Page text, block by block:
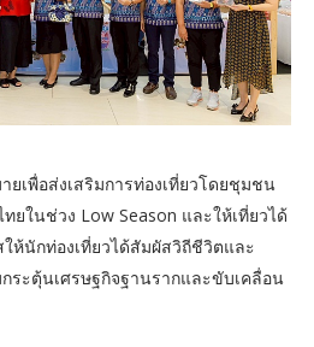
ยเพื่อส่งเสริมการท่องเที่ยวโดยชุมชน
ยในช่วง Low Season และให้เที่ยวได้
ห้นักท่องเที่ยวได้สัมผัสวิถีชีวิตและ
ะตุ้นเศรษฐกิจฐานรากและขับเคลื่อน